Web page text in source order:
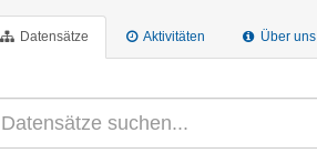
Datensätze Aktivitäten Über uns